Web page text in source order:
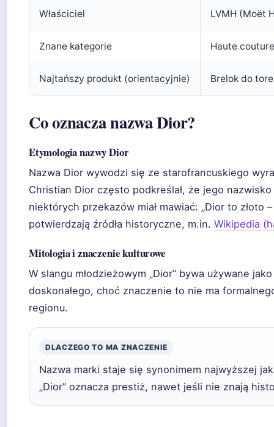
Właściciel LVMH (Moët
Znane kategorie Haute
Najtańszy produkt (orientacyjnie) Brelok do
Co oznacza nazwa Dior?
Etymologia nazwy Dior
Nazwa Dior wywodzi się ze starofrancuskiego
Christian Dior często podkreślał, że jego
niektórych przekazów miał mawiać: „Dior to złoto
potwierdzają źródła historyczne, m.in. Wikipedia
Mitologia i znaczenie kulturowe
W slangu młodzieżowym „Dior” bywa używane
doskonałego, choć znaczenie to nie ma
regionu.
DLACZEGO TO MA ZNACZENIE
Nazwa marki staje się synonimem najwyższej
„Dior” oznacza prestiż, nawet jeśli nie znają